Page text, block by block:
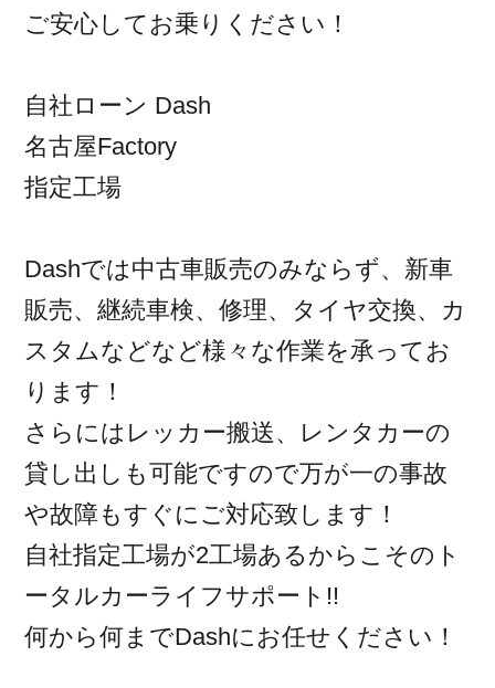
ご安心してお乗りください！
自社ローン Dash
名古屋Factory
指定工場
Dashでは中古車販売のみならず、新車
販売、継続車検、修理、タイヤ交換、カ
スタムなどなど様々な作業を承ってお
ります！
さらにはレッカー搬送、レンタカーの
貸し出しも可能ですので万が一の事故
や故障もすぐにご対応致します！
自社指定工場が2工場あるからこそのト
ータルカーライフサポート!!
何から何までDashにお任せください！